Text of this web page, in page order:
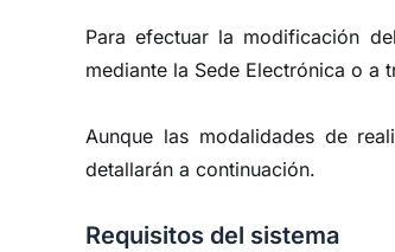
Para efectuar la modificación
mediante la Sede Electrónica o a
Aunque las modalidades de
detallarán a continuación.
Requisitos del sistema